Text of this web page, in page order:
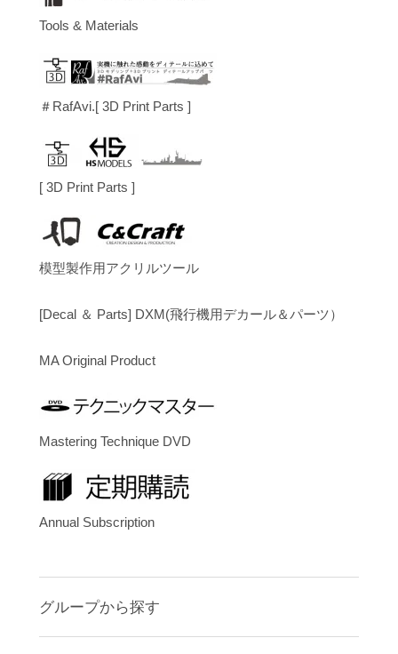
Tools & Materials
＃RafAvi.[ 3D Print Parts ]
[ 3D Print Parts ]
模型製作用アクリルツール
[Decal ＆ Parts] DXM(飛行機用デカール＆パーツ）
MA Original Product
Mastering Technique DVD
Annual Subscription
グループから探す